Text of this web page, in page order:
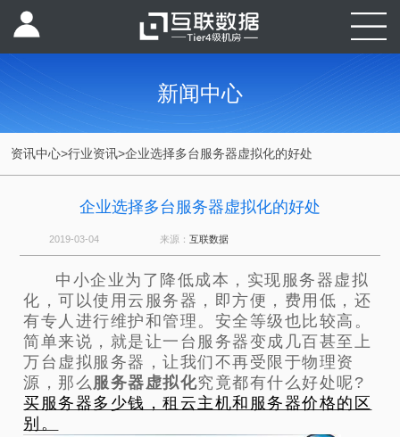
新闻中心
资讯中心>行业资讯>企业选择多台服务器虚拟化的好处
企业选择多台服务器虚拟化的好处
2019-03-04 来源： 互联数据
中小企业为了降低成本，实现服务器虚拟
化，可以使用云服务器，即方便，费用低，还
有专人进行维护和管理。安全等级也比较高。
简单来说，就是让一台服务器变成几百甚至上
万台虚拟服务器，让我们不再受限于物理资
源，那么服务器虚拟化究竟都有什么好处呢?
买服务器多少钱，租云主机和服务器价格的区
别。